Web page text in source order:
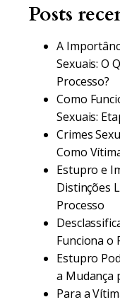
Posts
A
Sexuais: O
Processo?
Como
Sexuais:
Crimes
Como
Estupro e
Distinções
Processo
Funciona o
Estupro
a Mudança
Para a